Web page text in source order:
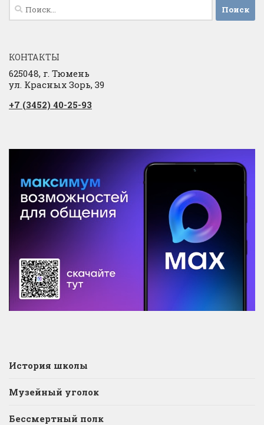
Найти:
КОНТАКТЫ
625048, г. Тюмень
ул. Красных Зорь, 39
+7 (3452) 40-25-93
История школы
Музейный уголок
Бессмертный полк